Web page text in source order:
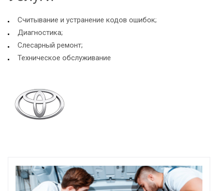
Считывание и устранение кодов ошибок;
Диагностика;
Слесарный ремонт;
Техническое обслуживание